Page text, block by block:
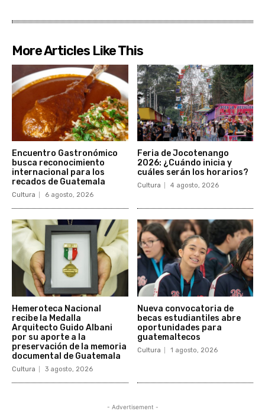
More Articles Like This
Encuentro Gastronómico
busca reconocimiento
internacional para los
recados de Guatemala
Cultura 6 agosto, 2026
Feria de Jocotenango
2026: ¿Cuándo inicia y
cuáles serán los horarios?
Cultura 4 agosto, 2026
Hemeroteca Nacional
recibe la Medalla
Arquitecto Guido Albani
por su aporte a la
preservación de la memoria
documental de Guatemala
Cultura 3 agosto, 2026
Nueva convocatoria de
becas estudiantiles abre
oportunidades para
guatemaltecos
Cultura 1 agosto, 2026
- Advertisement -